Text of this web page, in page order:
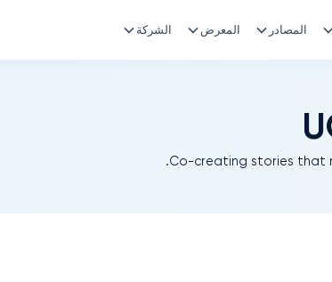
المصادر المعرض الشركة
Co-creating stories that